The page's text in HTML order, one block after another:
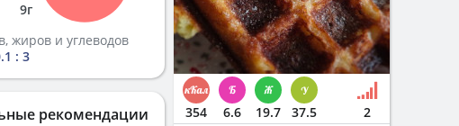
9г
жиров и углеводов
: 3
рекомендации 354 6.6 19.7 37.5 2